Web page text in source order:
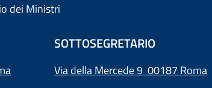
dei Ministri
SOTTOSEGRETARIO
Via della Mercede 9 00187 Roma